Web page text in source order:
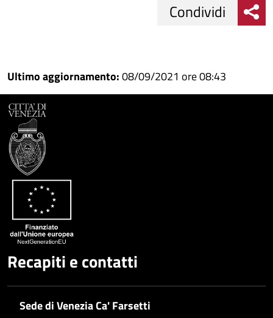
su
Facebook
Condividi
su
Condividi
Condividi
Ultimo aggiornamento:08/09/2021 ore 08:43
Recapiti e contatti
Sede di Venezia Ca' Farsetti